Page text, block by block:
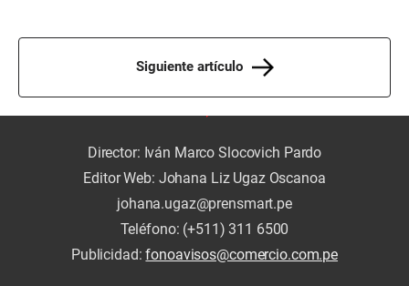
Siguiente artículo
Director: Iván Marco Slocovich Pardo
Editor Web: Johana Liz Ugaz Oscanoa
johana.ugaz@prensmart.pe
Teléfono: (+511) 311 6500
Publicidad:fonoavisos@comercio.com.pe